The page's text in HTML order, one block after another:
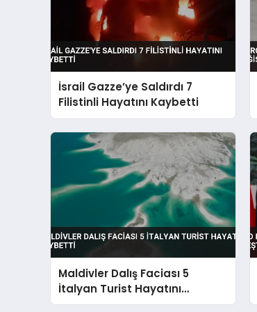
İsrail Gazze’ye Saldırdı 7
Filistinli Hayatını Kaybetti
Maldivler Dalış Faciası 5
İtalyan Turist Hayatını
Kaybetti